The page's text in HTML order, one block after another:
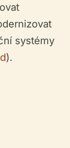
systémy
).